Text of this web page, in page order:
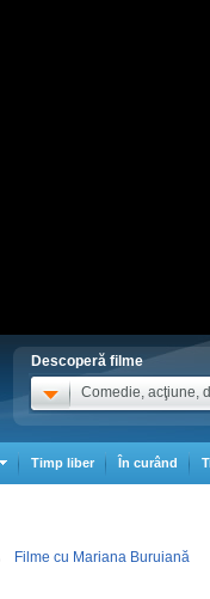
Descoperă filme
Comedie, acţiune,
Timp liber În curând
Filme cu Mariana Buruiană